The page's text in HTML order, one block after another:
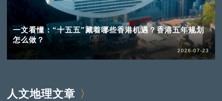
一文看懂：“十五五”藏着哪些香港机遇？香港五年规划
怎么做？
2026-07-23
人文地理文章